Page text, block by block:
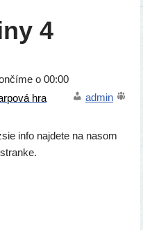
4
o 00:00
admin
info naj­de­te na nasom